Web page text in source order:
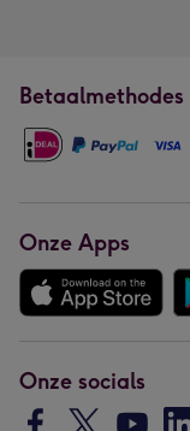
Betaalmethodes
Onze Apps
Onze socials